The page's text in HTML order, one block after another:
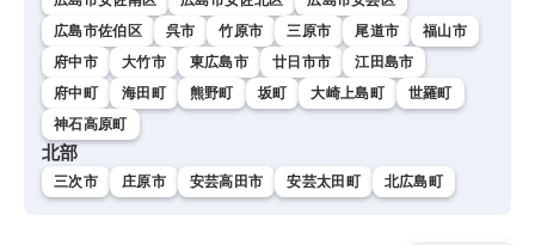
広島市佐伯区
呉市 竹原市 三原市 尾道市
福山市
府中市
大竹市 東広島市 廿日市市
江田島市
府中町
海田町 熊野町 坂町 大崎上島町
世羅町
神石高原町
北部
三次市 庄原市 安芸高田市 安芸太田町 北広島町